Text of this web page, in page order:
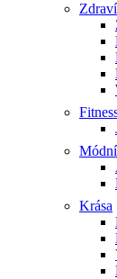
Zdraví
Krása